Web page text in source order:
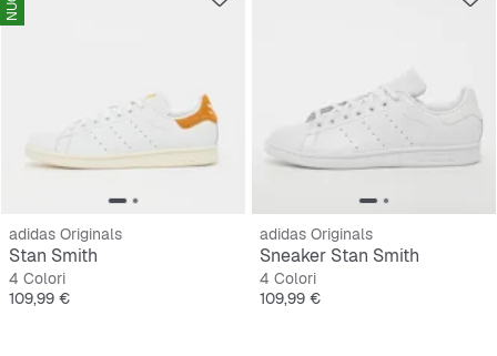
adidas Originals
Stan Smith
4 Colori
Prezzo
109,99 €
adidas Originals
Sneaker Stan Smith
4 Colori
Prezzo
109,99 €